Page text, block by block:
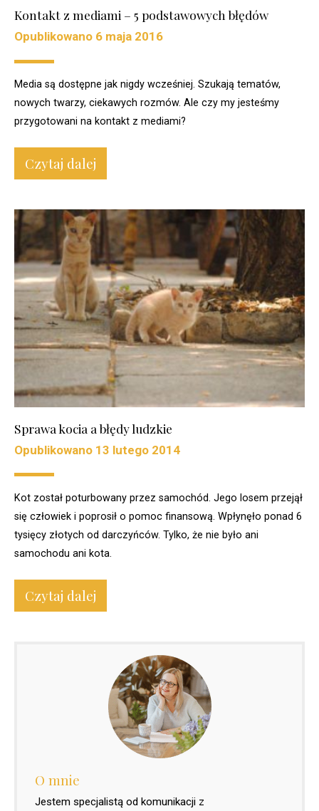
Kontakt z mediami – 5 podstawowych błędów
Opublikowano 6 maja 2016
Media są dostępne jak nigdy wcześniej. Szukają tematów,
nowych twarzy, ciekawych rozmów. Ale czy my jesteśmy
przygotowani na kontakt z mediami?
Czytaj dalej
Sprawa kocia a błędy ludzkie
Opublikowano 13 lutego 2014
Kot został poturbowany przez samochód. Jego losem przejął
się człowiek i poprosił o pomoc finansową. Wpłynęło ponad 6
tysięcy złotych od darczyńców. Tylko, że nie było ani
samochodu ani kota.
Czytaj dalej
O mnie
Jestem specjalistą od komunikacji z